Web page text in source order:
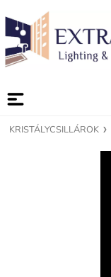
KRISTÁLYCSILLÁROK